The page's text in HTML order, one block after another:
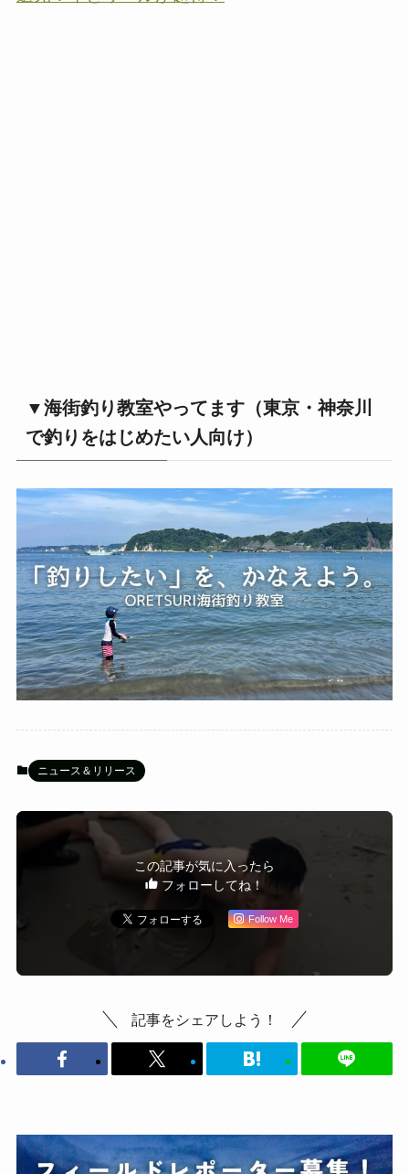
▼海街釣り教室やってます（東京・神奈川
で釣りをはじめたい人向け）
ニュース＆リリース
この記事が気に入ったら
フォローしてね！
Follow Me
記事をシェアしよう！